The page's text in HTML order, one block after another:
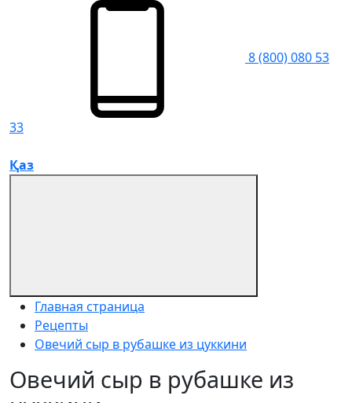
8 (800) 080 53
33
Қаз
Главная страница
Рецепты
Овечий сыр в рубашке из цуккини
Овечий сыр в рубашке из